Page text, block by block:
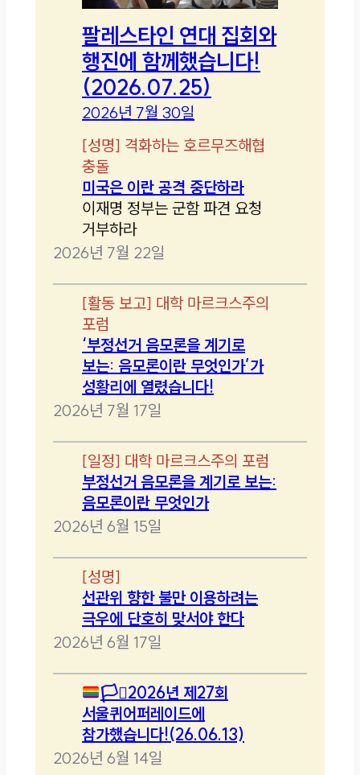
팔레스타인 연대 집회와
행진에 함께했습니다!
(2026.07.25)
2026년 7월 30일
[성명] 격화하는 호르무즈해협
충돌
미국은 이란 공격 중단하라
이재명 정부는 군함 파견 요청
거부하라
2026년 7월 22일
[활동 보고] 대학 마르크스주의
포럼
‘부정선거 음모론을 계기로
보는: 음모론이란 무엇인가’가
성황리에 열렸습니다!
2026년 7월 17일
[일정] 대학 마르크스주의 포럼
부정선거 음모론을 계기로 보는:
음모론이란 무엇인가
2026년 6월 15일
[성명]
선관위 향한 불만 이용하려는
극우에 단호히 맞서야 한다
2026년 6월 17일
🏳️‍⚧️2026년 제27회
서울퀴어퍼레이드에
참가했습니다!(26.06.13)
2026년 6월 14일